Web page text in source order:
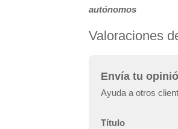
autónomos
Valoraciones
Envía tu
Ayuda a otros
Título